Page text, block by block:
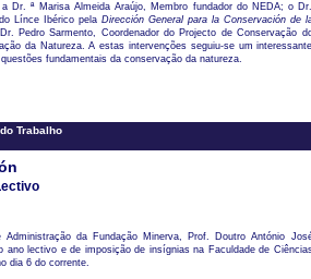
Dr. ª Marisa Almeida Araújo, Membro fundador do NEDA; o Dr.
Línce Ibérico pela Dirección General para la Conservación de
Pedro Sarmento, Coordenador do Projecto de Conservação
da Natureza. A estas intervenções seguiu-se um interessante
fundamentais da conservação da natureza.
Trabalho
da Fundação Minerva, Prof. Doutro António
ano lectivo e de imposição de insígnias na Faculdade de
dia 6 do corrente.